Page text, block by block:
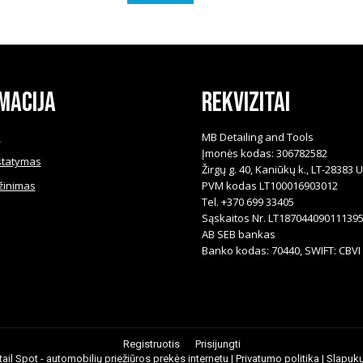
Rekvizitai
MB Detailing and Tools
Įmonės kodas: 306782582
Žirgų g. 40, Kaniūkų k., LT-28383
PVM kodas LT100016903012
Tel. +370 699 33405
Sąskaitos Nr.
AB SEB bankas
Banko kodas: 70440, SWIFT: CBVI
Registruotis
Prisijungti
Spot - automobilių priežiūros prekės internetu | Privatumo politika |